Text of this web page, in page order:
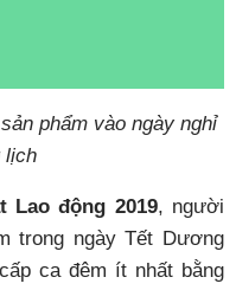
phẩm vào ngày nghỉ
lịch
Lao động 2019, người
trong ngày Tết Dương
ca đêm ít nhất bằng